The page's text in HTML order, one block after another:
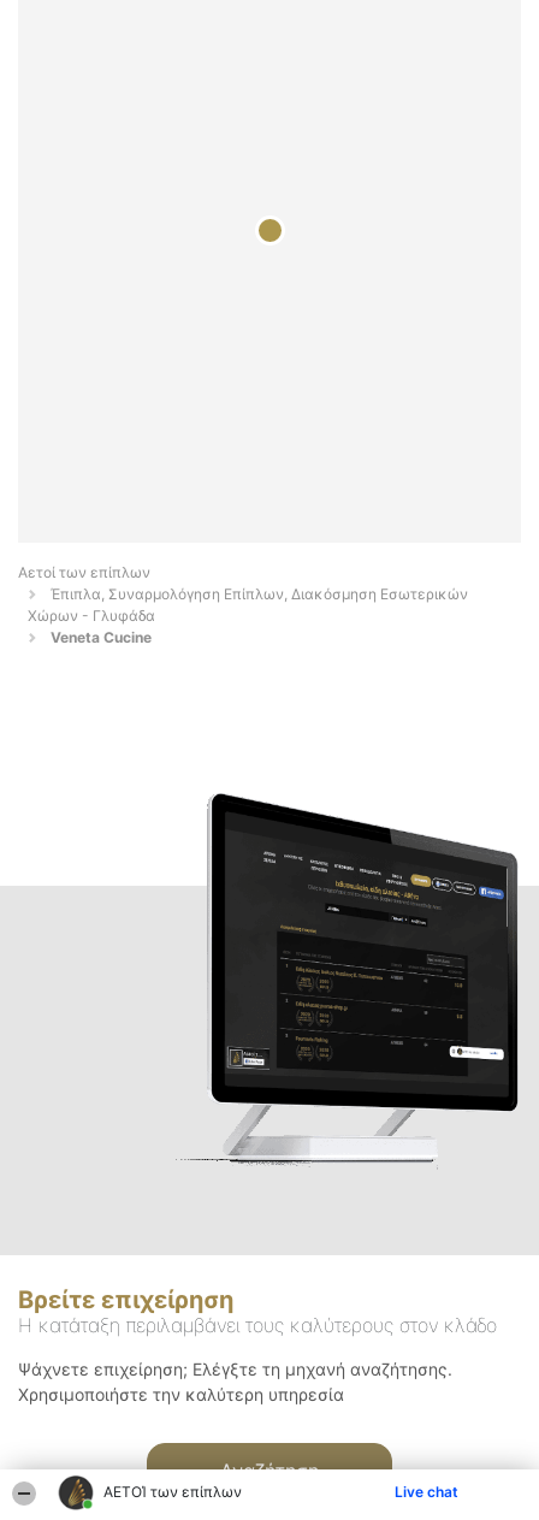
ΑΕΤΟΊ των επίπλων Live chat
Αετοί των επίπλων
Έπιπλα, Συναρμολόγηση Επίπλων, Διακόσμηση Εσωτερικών
Χώρων - Γλυφάδα
Veneta Cucine
Βρείτε επιχείρηση
Η κατάταξη περιλαμβάνει τους καλύτερους στον κλάδο
Ψάχνετε επιχείρηση; Ελέγξτε τη μηχανή αναζήτησης.
Χρησιμοποιήστε την καλύτερη υπηρεσία
Αναζήτηση